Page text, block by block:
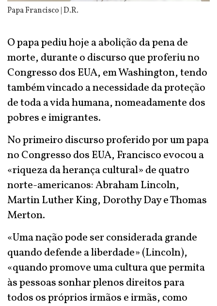
Papa Francisco | D.R.
O papa pediu hoje a abolição da pena de
morte, durante o discurso que proferiu no
Congresso dos EUA, em Washington, tendo
também vincado a necessidade da proteção
de toda a vida humana, nomeadamente dos
pobres e imigrantes.
No primeiro discurso proferido por um papa
no Congresso dos EUA, Francisco evocou a
«riqueza da herança cultural» de quatro
norte-americanos: Abraham Lincoln,
Martin Luther King, Dorothy Day e Thomas
Merton.
«Uma nação pode ser considerada grande
quando defende a liberdade» (Lincoln),
«quando promove uma cultura que permita
às pessoas sonhar plenos direitos para
todos os próprios irmãos e irmãs, como